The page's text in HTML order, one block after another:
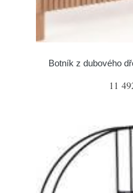
Botník z dubového
11